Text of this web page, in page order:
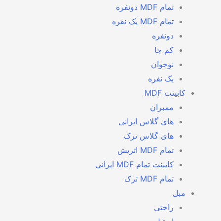
تمام MDF دونفره
تمام MDF یک نفره
دونفره
کم جا
نوجوان
یک نفره
کابینت MDF
ممبران
های گلاس ایرانی
های گلاس ترک
تمام MDF اتریش
کابینت تمام MDF ایرانی
تمام MDF ترک
مبل
راحتی